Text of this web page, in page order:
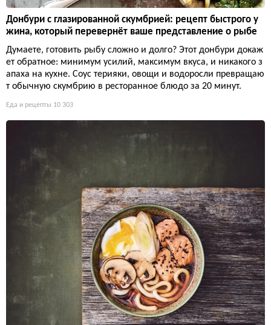
Донбури с глазированной скумбрией: рецепт быстрого у
жина, который перевернёт ваше представление о рыбе
Думаете, готовить рыбу сложно и долго? Этот донбури докаж
ет обратное: минимум усилий, максимум вкуса, и никакого з
апаха на кухне. Соус терияки, овощи и водоросли превращаю
т обычную скумбрию в ресторанное блюдо за 20 минут.
Еда и рецепты 10 303